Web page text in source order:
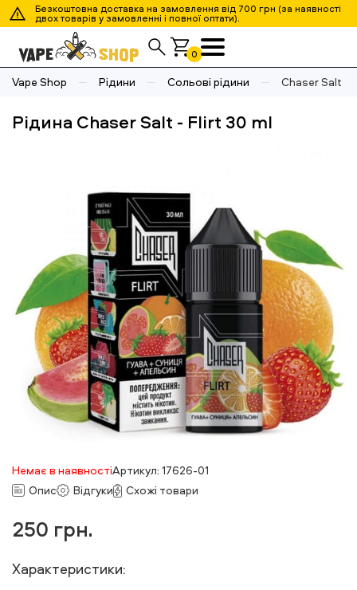
Безкоштовна доставка на замовлення від 700 грн (за наявності
двох товарів у замовленні і повної оптати).
0
Vape Shop Рідини Сольові рідини Chaser Salt -
Рідина Chaser Salt - Flirt 30 ml
Немає в наявностіАртикул: 17626-01
Опис
Відгуки Схожі товари
250 грн.
Характеристики: